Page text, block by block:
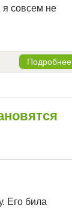
я совсем не
Подробнее
Его била